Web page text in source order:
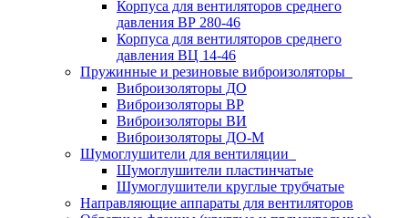
Корпуса для вентиляторов среднего
давления ВР 280-46
Корпуса для вентиляторов среднего
давления ВЦ 14-46
Пружинные и резиновые виброизоляторы
Виброизоляторы ДО
Виброизоляторы ВР
Виброизоляторы ВИ
Виброизоляторы ДО-М
Шумоглушители для вентиляции
Шумоглушители пластинчатые
Шумоглушители круглые трубчатые
Направляющие аппараты для вентиляторов